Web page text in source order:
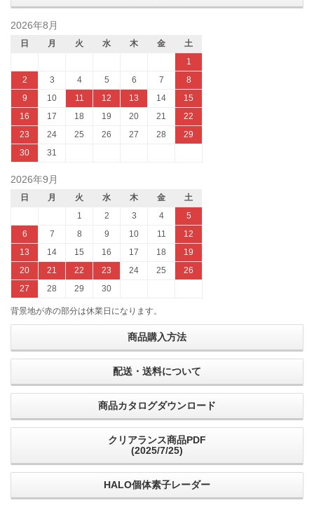
2026年8月
日 月 火 水 木 金
土
1
2
3 4 5 6 7
8
9
10 11 12 13 14
15
16
17 18 19 20 21
22
23
24 25 26 27 28
29
30
31
2026年9月
日 月 火 水 木 金
土
1
2 3 4
5
6
7 8 9 10 11
12
13
14 15 16 17 18
19
20
21 22 23 24 25
26
27
28 29 30
背景地が赤の部分は休業日になります。
商品購入方法
配送・送料について
商品カタログダウンロード
クリアランス商品PDF
(2025/7/25)
HALO個体素子レーダー